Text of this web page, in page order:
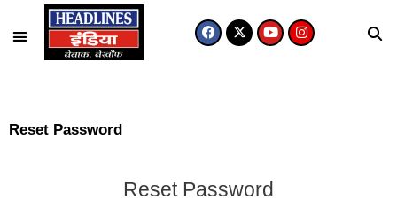
Reset Password
Reset Password